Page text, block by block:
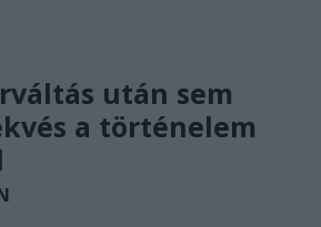
után sem
a történelem